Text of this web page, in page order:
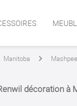
Manitoba arrow Mashpee
décoration à